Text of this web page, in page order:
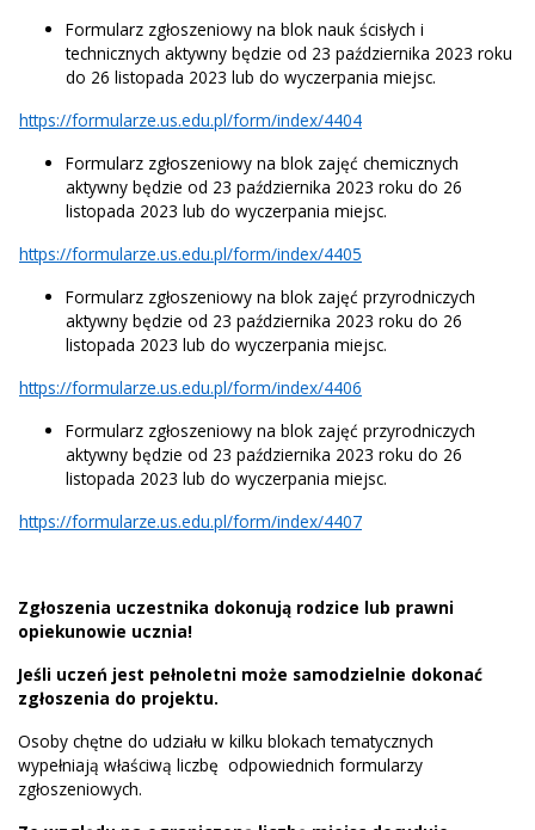
Formularz zgłoszeniowy na blok nauk ścisłych i
technicznych aktywny będzie od 23 października 2023 roku
do 26 listopada 2023 lub do wyczerpania miejsc.
https://formularze.us.edu.pl/form/index/4404
Formularz zgłoszeniowy na blok zajęć chemicznych
aktywny będzie od 23 października 2023 roku do 26
listopada 2023 lub do wyczerpania miejsc.
https://formularze.us.edu.pl/form/index/4405
Formularz zgłoszeniowy na blok zajęć przyrodniczych
aktywny będzie od 23 października 2023 roku do 26
listopada 2023 lub do wyczerpania miejsc.
https://formularze.us.edu.pl/form/index/4406
Formularz zgłoszeniowy na blok zajęć przyrodniczych
aktywny będzie od 23 października 2023 roku do 26
listopada 2023 lub do wyczerpania miejsc.
https://formularze.us.edu.pl/form/index/4407
Zgłoszenia uczestnika dokonują rodzice lub prawni
opiekunowie ucznia!
Jeśli uczeń jest pełnoletni może samodzielnie dokonać
zgłoszenia do projektu.
Osoby chętne do udziału w kilku blokach tematycznych
wypełniają właściwą liczbę odpowiednich formularzy
zgłoszeniowych.